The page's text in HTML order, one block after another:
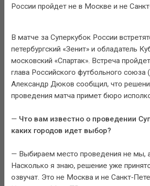
России пройдет не в Москве и не
В матче за Суперкубок России
петербургский «Зенит» и обладатель
московский «Спартак». Встреча
глава Российского футбольного
Александр Дюков сообщил, что
проведения матча примет бюро
— Что вам известно о проведении
каких городов идет выбор?
— Выбираем место проведения не мы,
Насколько я знаю, решение уже
озвучат. Это не Москва и не